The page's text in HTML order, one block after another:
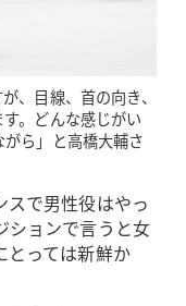
、目線、首の向き、
。どんな感じがい
ら」と高橋大輔さ
スで男性役はやっ
ションで言うと女
とっては新鮮か